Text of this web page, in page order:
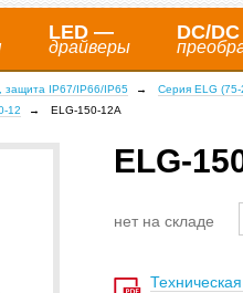
LED —
драйверы
DC/
защита IP67/IP66/IP65 Серия ELG
12 ELG-150-12A
ELG-
нет на складе